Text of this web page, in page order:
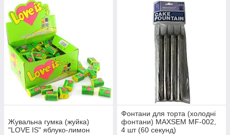
Жувальна гумка (жуйка)
"LOVE IS" яблуко-лимон
Фонтани для торта (холодні
фонтани) MAXSEM MF-002,
4 шт (60 секунд)